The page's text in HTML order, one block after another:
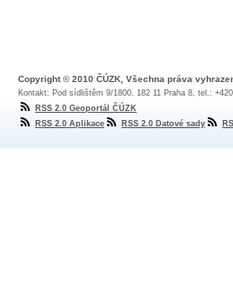
Copyright © 2010 ČÚZK, Všechna práva
Kontakt: Pod sídlištěm 9/1800, 182 11 Praha 8, tel.:
RSS 2.0 Geoportál ČÚZK
RSS 2.0 Aplikace
RSS 2.0 Datové sady